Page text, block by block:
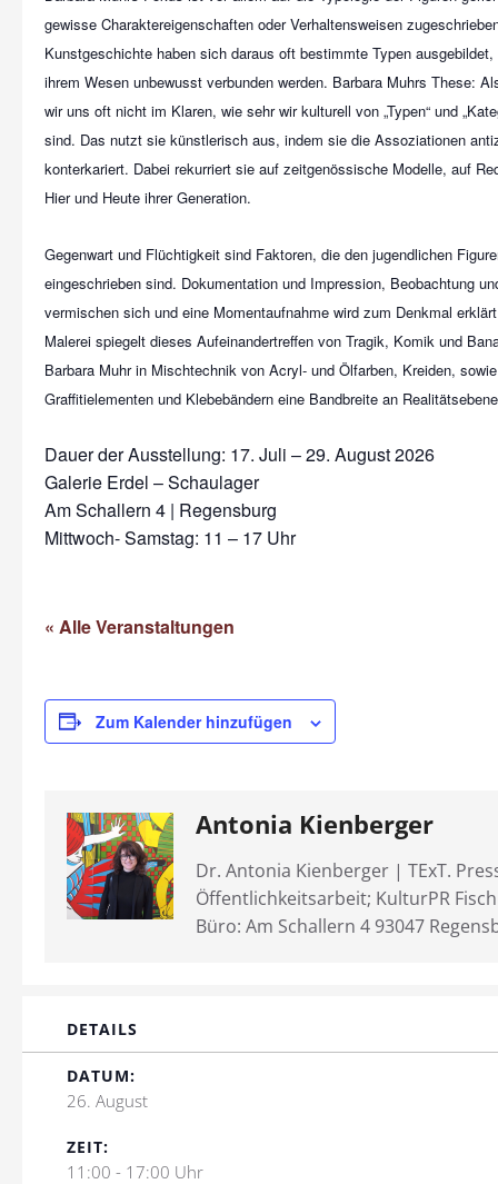
gewisse Charaktereigenschaften oder Verhaltensweisen
Kunstgeschichte haben sich daraus oft bestimmte Typen
ihrem Wesen unbewusst verbunden werden. Barbara Muhrs These:
wir uns oft nicht im Klaren, wie sehr wir kulturell von „Typen“ und
sind. Das nutzt sie künstlerisch aus, indem sie die Assoziationen
konterkariert. Dabei rekurriert sie auf zeitgenössische Modelle, auf
Hier und Heute ihrer Generation.
Gegenwart und Flüchtigkeit sind Faktoren, die den jugendlichen
eingeschrieben sind. Dokumentation und Impression, Beobachtung
vermischen sich und eine Momentaufnahme wird zum Denkmal
Malerei spiegelt dieses Aufeinandertreffen von Tragik, Komik und
Barbara Muhr in Mischtechnik von Acryl- und Ölfarben, Kreiden,
Graffitielementen und Klebebändern eine Bandbreite an
Dauer der Ausstellung: 17. Juli – 29. August 2026
Galerie Erdel – Schaulager
Am Schallern 4 | Regensburg
Mittwoch- Samstag: 11 – 17 Uhr
« Alle Veranstaltungen
Zum Kalender hinzufügen
Antonia Kienberger
Dr. Antonia Kienberger | TExT.
Öffentlichkeitsarbeit; KulturPR
Büro: Am Schallern 4 93047
DETAILS
DATUM:
26. August
ZEIT:
11:00 - 17:00 Uhr